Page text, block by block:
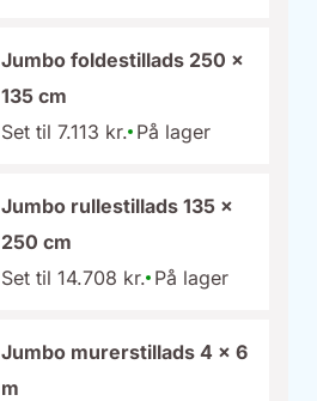
Jumbo foldestillads 250 x
135 cm
Set til 7.113 kr. På lager
Jumbo rullestillads 135 x
250 cm
Set til 14.708 kr. På lager
Jumbo murerstillads 4 x 6
m